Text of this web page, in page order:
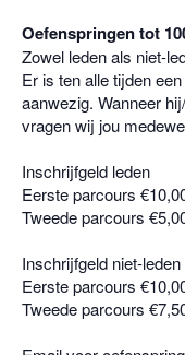
Oefenspringen tot
Zowel leden als niet-
Er is ten alle tijden
aanwezig. Wanneer
vragen wij jou
Inschrijfgeld leden
Eerste parcours
Tweede parcours
Inschrijfgeld niet-leden
Eerste parcours
Tweede parcours